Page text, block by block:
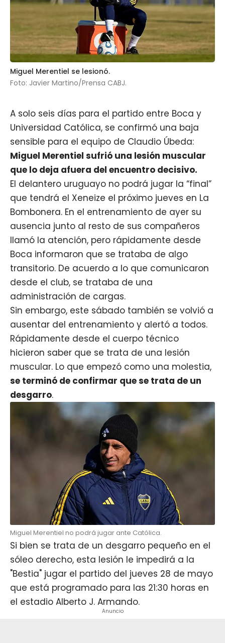
Miguel Merentiel se lesionó.
Foto: Javier Martino/Prensa CABJ.
A solo seis días para el partido entre Boca y
Universidad Católica, se confirmó una baja
sensible para el equipo de Claudio Úbeda:
Miguel Merentiel sufrió una lesión muscular
que lo deja afuera del encuentro decisivo.
El delantero uruguayo no podrá jugar la “final”
que tendrá el Xeneize el próximo jueves en La
Bombonera. En el entrenamiento de ayer su
ausencia junto al resto de sus compañeros
llamó la atención, pero rápidamente desde
Boca informaron que se trataba de algo
transitorio. De acuerdo a lo que comunicaron
desde el club, se trataba de una
administración de cargas.
Sin embargo, este sábado también se volvió a
ausentar del entrenamiento y alertó a todos.
Rápidamente desde el cuerpo técnico
hicieron saber que se trata de una lesión
muscular. Lo que empezó como una molestia,
se terminó de confirmar que se trata de un
desgarro.
Miguel Merentiel no podrá jugar ante Católica.
Si bien se trata de un desgarro pequeño en el
sóleo derecho, esta lesión le impedirá a la
"Bestia" jugar el partido del jueves 28 de mayo
que está programado para las 21:30 horas en
el estadio Alberto J. Armando.
Anuncio